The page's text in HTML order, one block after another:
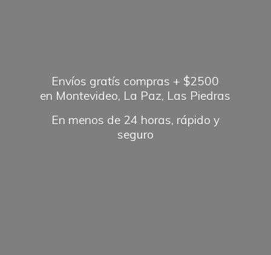
Envíos gratís compras + $2500
en Montevideo, La Paz, Las Piedras
En menos de 24 horas, rápido y
seguro